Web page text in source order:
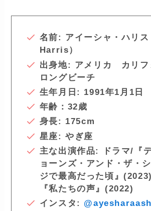
名前: アイーシャ・ハリ
Harris）
出身地: アメリカ カリフ
ロングビーチ
生年月日: 1991年1月1日
年齢：32歳
身長: 175cm
星座: やぎ座
主な出演作品:
ドラマ/『
ョーンズ・アンド・ザ・
ジで最高だった頃』
『私たちの声』(2022)
インスタ: